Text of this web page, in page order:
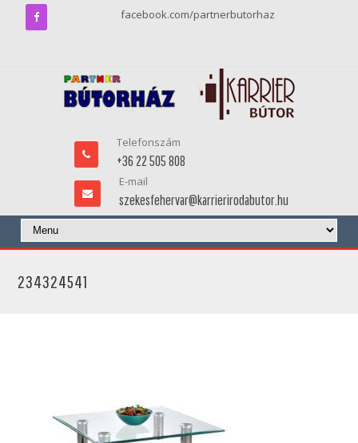
facebook.com/partnerbutorhaz
Telefonszám
+36 22 505 808
E-mail
szekesfehervar@karrierirodabutor.hu
234324541